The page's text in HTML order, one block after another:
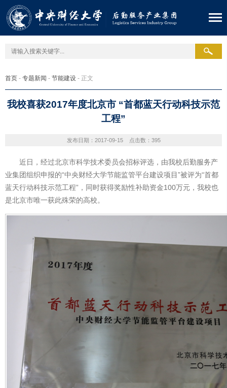
首页 - 专题新闻 - 节能建设 - 正文
我校喜获2017年度北京市 “首都蓝天行动科技示范
工程”
发布日期：2017-09-15 点击数： 395
近日，经过北京市科学技术委员会招标评选，由我校后勤服务产
业集团组织申报的“中央财经大学节能监管平台建设项目”被评为“首都
蓝天行动科技示范工程”，同时获得奖励性补助资金100万元，我校也
是北京市唯一获此殊荣的高校。